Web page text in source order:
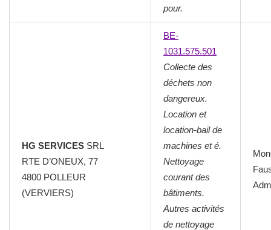
pour.
HG SERVICES SRL
RTE D’ONEUX, 77
4800 POLLEUR
(VERVIERS)
BE-
1031.575.501
Collecte des
déchets non
dangereux.
Location et
location-bail de
machines et é.
Nettoyage
courant des
bâtiments.
Autres activités
de nettoyage